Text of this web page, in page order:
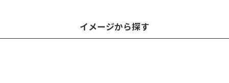
イメージから探す